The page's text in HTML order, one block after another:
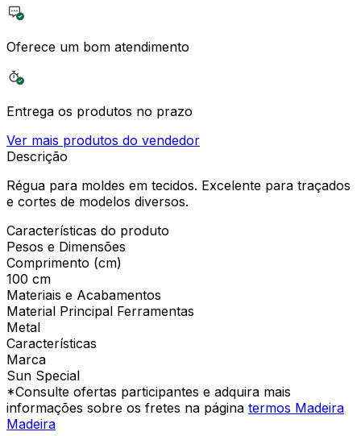
Oferece um bom atendimento
Entrega os produtos no prazo
Ver mais produtos do vendedor
Descrição
Régua para moldes em tecidos. Excelente para traçados
e cortes de modelos diversos.
Características do produto
Pesos e Dimensões
Comprimento (cm)
100 cm
Materiais e Acabamentos
Material Principal Ferramentas
Metal
Características
Marca
Sun Special
*Consulte ofertas participantes e adquira mais
informações sobre os fretes na página termos Madeira
Madeira